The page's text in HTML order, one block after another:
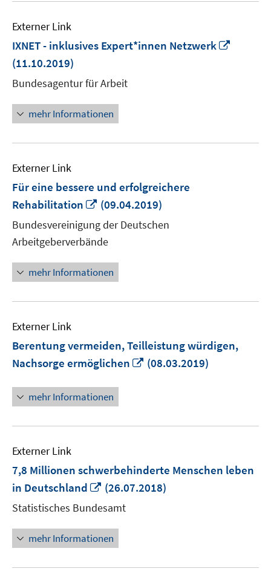
Externer Link
IXNET - inklusives Expert*innen Netzwerk
(11.10.2019)
Bundesagentur für Arbeit
mehr Informationen
Externer Link
Für eine bessere und erfolgreichere
Rehabilitation
In
neuem
Fenster
öffnen
(09.04.2019)
Bundesvereinigung der Deutschen
Arbeitgeberverbände
mehr Informationen
Externer Link
Berentung vermeiden, Teilleistung würdigen,
Nachsorge ermöglichen
In
(08.03.2019)
mehr Informationen
Externer Link
7,8 Millionen schwerbehinderte Menschen leben
in Deutschland
In
Fenster
öffnen
(26.07.2018)
Statistisches Bundesamt
mehr Informationen